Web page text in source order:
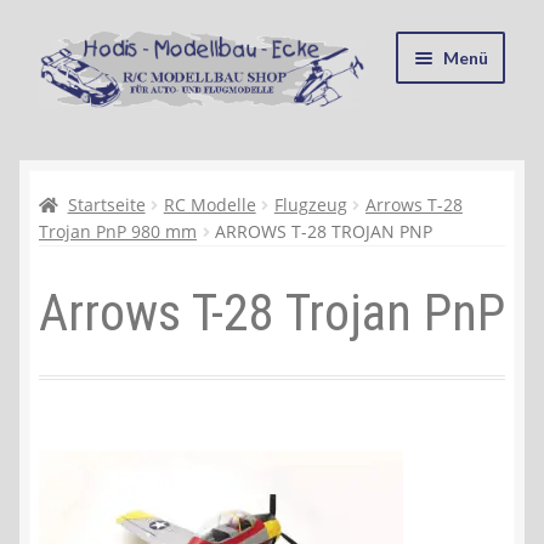
Zur
Navigation
springen
Zum
Inhalt
springen
Menü
Kasse
Recycling, Entsorgung und Umwelt
Ablauf einer Bestellung
Startseite RC Modelle Flugzeug
Arrows T-28
Trojan PnP 980 mm
ARROWS T-28 TROJAN PNP
Arrows T-28 Trojan PnP